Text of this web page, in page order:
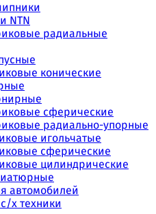
NTN
радиальные
конические
сферические
радиально-упорные
игольчатые
сферические
цилиндрические
автомобилей
х техники